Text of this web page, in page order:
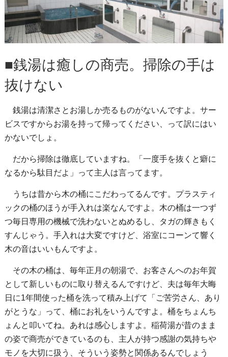
■銭湯は癒しの商売。掃除の手は
抜けない
銭湯は清潔さとお湯しか売るものがないんですよ。サー
ビスですからお湯を持って帰ってください、って訳にはい
かないでしょ。
だから掃除は徹底していますね。「一度手を抜くと癖に
なるから駄目だよ」って主人は言ってます。
うちは昔から木の桶にこだわってるんです。プラスティ
ックの桶のほうが手入れは楽なんですよ。木の桶は一つず
つ毎日専用の機械で洗わないとぬめるし、タガの輝きもく
すんじゃう。手入れは大変ですけど、浴室にコーンて響く
木の音はいいもんですよ。
その木の桶は、毎年正月の朝湯で、お客さんへのお年賀
として新しいものに取り替えるんですけど、夫は毎年大晦
日に1年間使った桶を洗って積み上げて「ご苦労さん、あり
がとうな」って、桶にお礼をいうんですよ。桶をちょんち
ょんと叩いてね。あれは感心しますよ。稲荷湯が昔のまま
の姿で商売ができているのも、主人が持つ感謝の気持ちや
モノを大切に扱う、そういう姿勢と関係あるんでしょう